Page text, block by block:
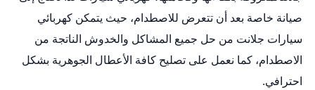
صيانة خاصة بعد أن تتعرض للاصطدام، حيث يتمكن كهربائي
سيارات جلانت من حل جميع المشاكل والخدوش الناتجة من
الاصطدام، كما نعمل على تصليح كافة الأعطال الجوهرية بشكل
احترافي.